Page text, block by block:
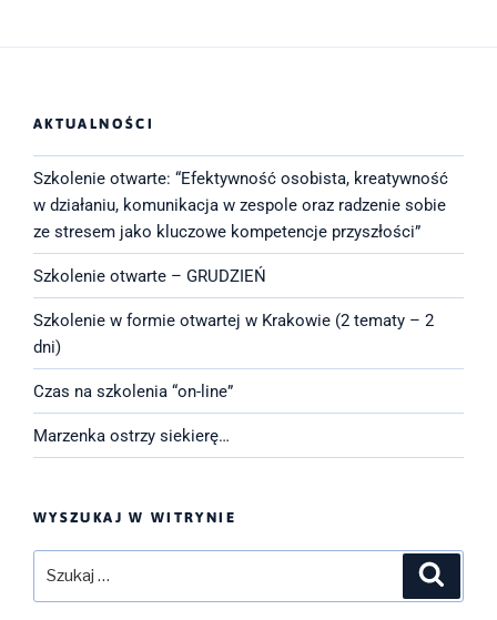
AKTUALNOŚCI
Szkolenie otwarte: “Efektywność osobista, kreatywność
w działaniu, komunikacja w zespole oraz radzenie sobie
ze stresem jako kluczowe kompetencje przyszłości”
Szkolenie otwarte – GRUDZIEŃ
Szkolenie w formie otwartej w Krakowie (2 tematy – 2
dni)
Czas na szkolenia “on-line”
Marzenka ostrzy siekierę…
WYSZUKAJ W WITRYNIE